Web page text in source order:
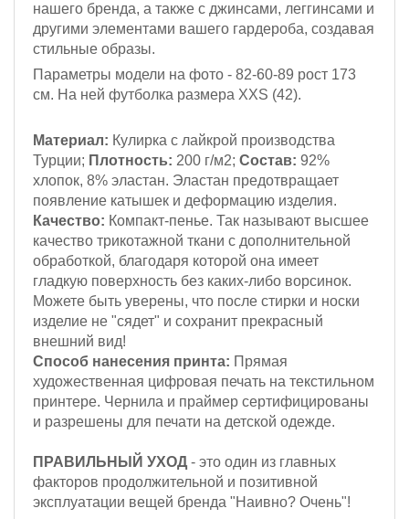
нашего бренда, а также с джинсами, леггинсами и
другими элементами вашего гардероба, создавая
стильные образы.
Параметры модели на фото - 82-60-89 рост 173
см. На ней футболка размера XXS (42).
Материал: Кулирка с лайкрой производства
Турции; Плотность: 200 г/м2; Состав: 92%
хлопок, 8% эластан. Эластан предотвращает
появление катышек и деформацию изделия.
Качество: Компакт-пенье. Так называют высшее
качество трикотажной ткани с дополнительной
обработкой, благодаря которой она имеет
гладкую поверхность без каких-либо ворсинок.
Можете быть уверены, что после стирки и носки
изделие не "сядет" и сохранит прекрасный
внешний вид!
Способ нанесения принта: Прямая
художественная цифровая печать на текстильном
принтере. Чернила и праймер сертифицированы
и разрешены для печати на детской одежде.
ПРАВИЛЬНЫЙ УХОД - это один из главных
факторов продолжительной и позитивной
эксплуатации вещей бренда "Наивно? Очень"!